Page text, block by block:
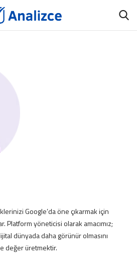
Google’da öne çıkarmak için
Platform yöneticisi olarak amacımız;
dünyada daha görünür olmasını
değer üretmektir.